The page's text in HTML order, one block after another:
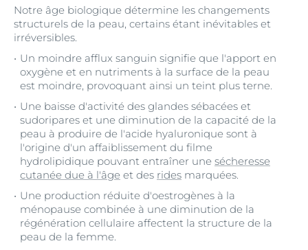
Notre âge biologique détermine les changements
structurels de la peau, certains étant inévitables et
irréversibles.
Un moindre afflux sanguin signifie que l'apport en
oxygène et en nutriments à la surface de la peau
est moindre, provoquant ainsi un teint plus terne.
Une baisse d'activité des glandes sébacées et
sudoripares et une diminution de la capacité de la
peau à produire de l'acide hyaluronique sont à
l'origine d'un affaiblissement du filme
hydrolipidique pouvant entraîner une sécheresse
cutanée due à l'âge et des rides marquées.
Une production réduite d'oestrogènes à la
ménopause combinée à une diminution de la
régénération cellulaire affectent la structure de la
peau de la femme.